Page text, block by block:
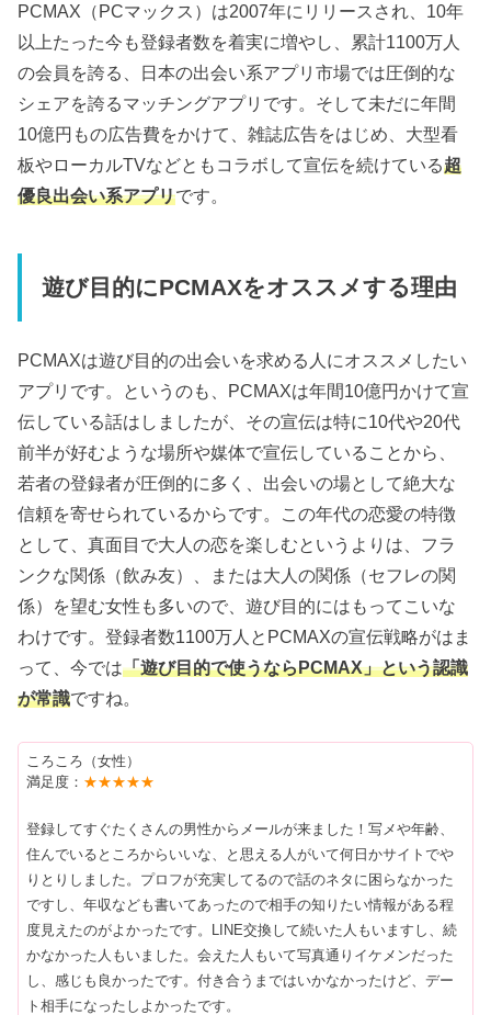
PCMAX（PCマックス）は2007年にリリースされ、10年
以上たった今も登録者数を着実に増やし、累計1100万人
の会員を誇る、日本の出会い系アプリ市場では圧倒的な
シェアを誇るマッチングアプリです。そして未だに年間
10億円もの広告費をかけて、雑誌広告をはじめ、大型看
板やローカルTVなどともコラボして宣伝を続けている超
優良出会い系アプリです。
遊び目的にPCMAXをオススメする理由
PCMAXは遊び目的の出会いを求める人にオススメしたい
アプリです。というのも、PCMAXは年間10億円かけて宣
伝している話はしましたが、その宣伝は特に10代や20代
前半が好むような場所や媒体で宣伝していることから、
若者の登録者が圧倒的に多く、出会いの場として絶大な
信頼を寄せられているからです。この年代の恋愛の特徴
として、真面目で大人の恋を楽しむというよりは、フラ
ンクな関係（飲み友）、または大人の関係（セフレの関
係）を望む女性も多いので、遊び目的にはもってこいな
わけです。登録者数1100万人とPCMAXの宣伝戦略がはま
って、今では「遊び目的で使うならPCMAX」という認識
が常識ですね。
ころころ（女性）
満足度： ★★★★★
登録してすぐたくさんの男性からメールが来ました！写メや年齢、
住んでいるところからいいな、と思える人がいて何日かサイトでや
りとりしました。プロフが充実してるので話のネタに困らなかった
ですし、年収なども書いてあったので相手の知りたい情報がある程
度見えたのがよかったです。LINE交換して続いた人もいますし、続
かなかった人もいました。会えた人もいて写真通りイケメンだった
し、感じも良かったです。付き合うまではいかなかったけど、デー
ト相手になったしよかったです。